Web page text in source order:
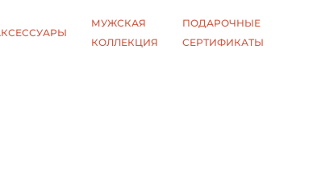
МУЖСКАЯ
КОЛЛЕКЦИЯ
ПОДАРОЧНЫЕ
СЕРТИФИКАТЫ